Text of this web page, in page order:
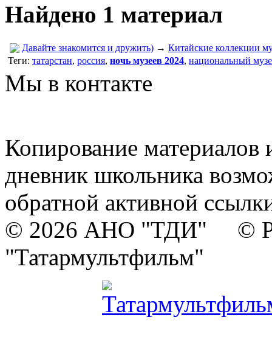
Найдено 1 материал
Давайте знакомится и дружить) → Китайские коллекции
Теги: татарстан, россия, ночь музеев 2024, национальный
Мы в контакте
Копирование материалов
дневник школьника
обратной активной
© 2026 АНО "ТДИ" ©
"Татармультфильм"